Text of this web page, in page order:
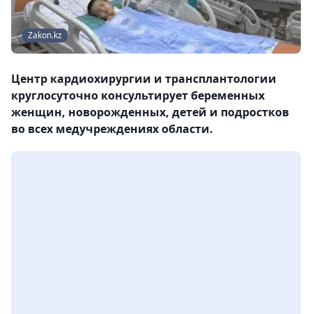
Zakon.kz
Центр кардиохирургии и трансплантологии
круглосуточно консультирует беременных
женщин, новорожденных, детей и подростков
во всех медучреждениях области.